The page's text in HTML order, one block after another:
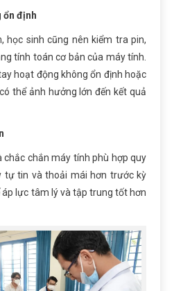
ổn định
học sinh cũng nên kiểm tra pin,
tính toán cơ bản của máy tính.
hoạt động không ổn định hoặc
thể ảnh hưởng lớn đến kết quả
chắc chắn máy tính phù hợp quy
tự tin và thoải mái hơn trước kỳ
áp lực tâm lý và tập trung tốt hơn